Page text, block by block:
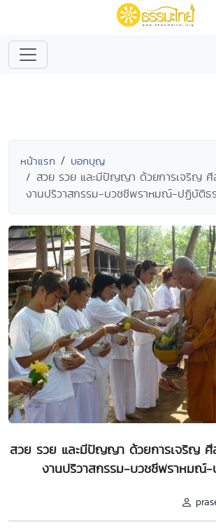
หน้าแรก บอกบุญ
สวย รวย และมีปัญญา ด้วยการเจริญ ศี
งานปริวาสกรรม-บวชชีพราหมณ์-ปฏิบัติธ
สวย รวย และมีปัญญา ด้วยการเจริญ ศี
งานปริวาสกรรม-บวชชีพราหมณ์